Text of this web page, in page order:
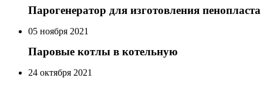
Парогенератор для изготовления пенопласта
05 ноября 2021
Паровые котлы в котельную
24 октября 2021